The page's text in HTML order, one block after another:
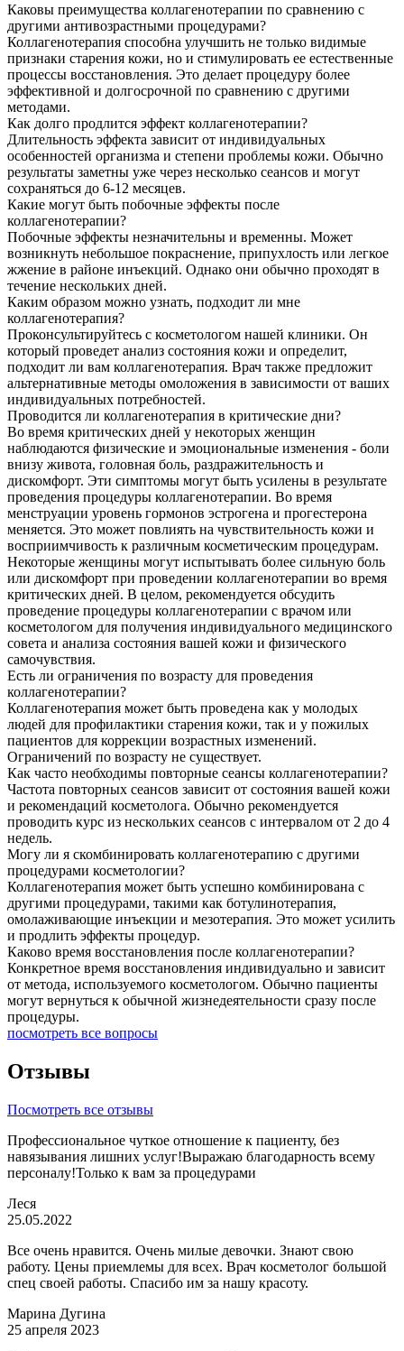
Каковы преимущества коллагенотерапии по сравнению с
другими антивозрастными процедурами?
Коллагенотерапия способна улучшить не только видимые
признаки старения кожи, но и стимулировать ее естественные
процессы восстановления. Это делает процедуру более
эффективной и долгосрочной по сравнению с другими
методами.
Как долго продлится эффект коллагенотерапии?
Длительность эффекта зависит от индивидуальных
особенностей организма и степени проблемы кожи. Обычно
результаты заметны уже через несколько сеансов и могут
сохраняться до 6-12 месяцев.
Какие могут быть побочные эффекты после
коллагенотерапии?
Побочные эффекты незначительны и временны. Может
возникнуть небольшое покраснение, припухлость или легкое
жжение в районе инъекций. Однако они обычно проходят в
течение нескольких дней.
Каким образом можно узнать, подходит ли мне
коллагенотерапия?
Проконсультируйтесь с косметологом нашей клиники. Он
который проведет анализ состояния кожи и определит,
подходит ли вам коллагенотерапия. Врач также предложит
альтернативные методы омоложения в зависимости от ваших
индивидуальных потребностей.
Проводится ли коллагенотерапия в критические дни?
Во время критических дней у некоторых женщин
наблюдаются физические и эмоциональные изменения - боли
внизу живота, головная боль, раздражительность и
дискомфорт. Эти симптомы могут быть усилены в результате
проведения процедуры коллагенотерапии. Во время
менструации уровень гормонов эстрогена и прогестерона
меняется. Это может повлиять на чувствительность кожи и
восприимчивость к различным косметическим процедурам.
Некоторые женщины могут испытывать более сильную боль
или дискомфорт при проведении коллагенотерапии во время
критических дней. В целом, рекомендуется обсудить
проведение процедуры коллагенотерапии с врачом или
косметологом для получения индивидуального медицинского
совета и анализа состояния вашей кожи и физического
самочувствия.
Есть ли ограничения по возрасту для проведения
коллагенотерапии?
Коллагенотерапия может быть проведена как у молодых
людей для профилактики старения кожи, так и у пожилых
пациентов для коррекции возрастных изменений.
Ограничений по возрасту не существует.
Как часто необходимы повторные сеансы коллагенотерапии?
Частота повторных сеансов зависит от состояния вашей кожи
и рекомендаций косметолога. Обычно рекомендуется
проводить курс из нескольких сеансов с интервалом от 2 до 4
недель.
Могу ли я скомбинировать коллагенотерапию с другими
процедурами косметологии?
Коллагенотерапия может быть успешно комбинирована с
другими процедурами, такими как ботулинотерапия,
омолаживающие инъекции и мезотерапия. Это может усилить
и продлить эффекты процедур.
Каково время восстановления после коллагенотерапии?
Конкретное время восстановления индивидуально и зависит
от метода, используемого косметологом. Обычно пациенты
могут вернуться к обычной жизнедеятельности сразу после
процедуры.
посмотреть все вопросы
Отзывы
Посмотреть все отзывы
Профессиональное чуткое отношение к пациенту, без
навязывания лишних услуг!Выражаю благодарность всему
персоналу!Только к вам за процедурами
Леся
25.05.2022
Все очень нравится. Очень милые девочки. Знают свою
работу. Цены приемлемы для всех. Врач косметолог большой
спец своей работы. Спасибо им за нашу красоту.
Марина Дугина
25 апреля 2023